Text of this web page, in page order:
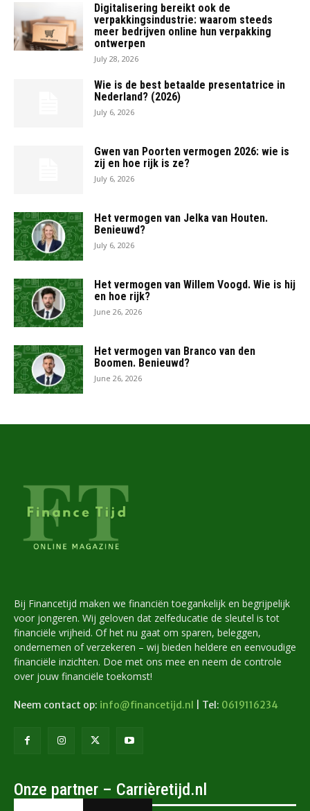
Digitalisering bereikt ook de
verpakkingsindustrie: waarom steeds
meer bedrijven online hun verpakking
ontwerpen
July 28, 2026
Wie is de best betaalde presentatrice in
Nederland? (2026)
July 6, 2026
Gwen van Poorten vermogen 2026: wie is
zij en hoe rijk is ze?
July 6, 2026
Het vermogen van Jelka van Houten.
Benieuwd?
July 6, 2026
Het vermogen van Willem Voogd. Wie is hij
en hoe rijk?
June 26, 2026
Het vermogen van Branco van den
Boomen. Benieuwd?
June 26, 2026
Bij Financetijd maken we financiën toegankelijk en begrijpelijk
voor jongeren. Wij geloven dat zelfeducatie de sleutel is tot
financiële vrijheid. Of het nu gaat om sparen, beleggen,
ondernemen of verzekeren – wij bieden heldere en eenvoudige
financiële inzichten. Doe met ons mee en neem de controle
over jouw financiële toekomst!
Neem contact op: info@financetijd.nl | Tel: 0619116234
Onze partner – Carrièretijd.nl